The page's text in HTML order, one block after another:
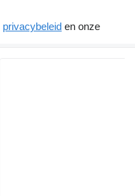
privacybeleid en onze